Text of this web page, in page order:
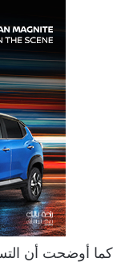
كما أوضحت أن